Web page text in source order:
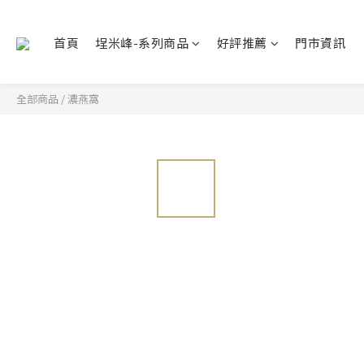
首頁 埕米峰-系列商品 好評推薦 門市資訊
全部商品 /濃燕窩